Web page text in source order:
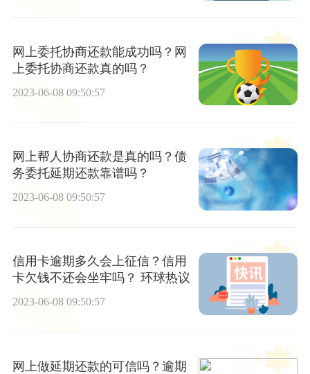
网上委托协商还款能成功吗？网
上委托协商还款真的吗？
2023-06-08 09:50:57
网上帮人协商还款是真的吗？债
务委托延期还款靠谱吗？
2023-06-08 09:50:57
信用卡逾期多久会上征信？信用
卡欠钱不还会坐牢吗？ 环球热议
2023-06-08 09:50:57
网上做延期还款的可信吗？逾期